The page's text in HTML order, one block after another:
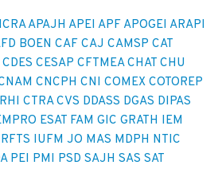
APAJH APEI APF APOGEI ARAPI
BOEN CAF CAJ CAMSP CAT
CDES CESAP CFTMEA CHAT CHU
CNCPH CNI COMEX COTOREP
CTRA CVS DDASS DGAS DIPAS
ESAT FAM GIC GRATH IEM
IUFM JO MAS MDPH NTIC
PEI PMI PSD SAJH SAS SAT